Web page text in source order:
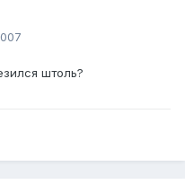
штоль?